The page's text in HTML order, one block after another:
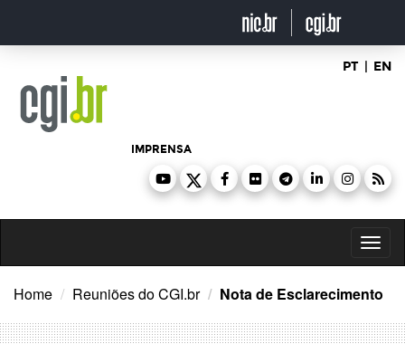
o
PT | EN
IMPRENSA
Home Reuniões do CGI.br Nota de Esclarecimento